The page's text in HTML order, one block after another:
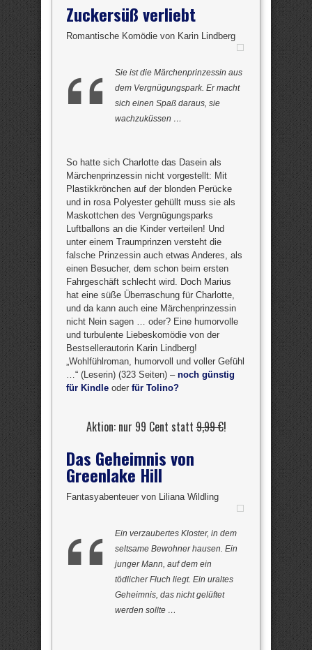
Zuckersüß verliebt
Romantische Komödie von Karin Lindberg
Sie ist die Märchenprinzessin aus
dem Vergnügungspark. Er macht
sich einen Spaß daraus, sie
wachzuküssen …
So hatte sich Charlotte das Dasein als
Märchenprinzessin nicht vorgestellt: Mit
Plastikkrönchen auf der blonden Perücke
und in rosa Polyester gehüllt muss sie als
Maskottchen des Vergnügungsparks
Luftballons an die Kinder verteilen! Und
unter einem Traumprinzen versteht die
falsche Prinzessin auch etwas Anderes, als
einen Besucher, dem schon beim ersten
Fahrgeschäft schlecht wird. Doch Marius
hat eine süße Überraschung für Charlotte,
und da kann auch eine Märchenprinzessin
nicht Nein sagen … oder? Eine humorvolle
und turbulente Liebeskomödie von der
Bestsellerautorin Karin Lindberg!
„Wohlfühlroman, humorvoll und voller Gefühl
…“ (Leserin) (323 Seiten) – noch günstig
für Kindle oder für Tolino?
Aktion: nur 99 Cent statt9,99 €!
Das Geheimnis von
Greenlake Hill
Fantasyabenteuer von Liliana Wildling
Ein verzaubertes Kloster, in dem
seltsame Bewohner hausen. Ein
junger Mann, auf dem ein
tödlicher Fluch liegt. Ein uraltes
Geheimnis, das nicht gelüftet
werden sollte …